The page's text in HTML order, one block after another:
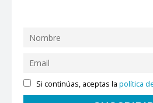
Si continúas, aceptas lapolítica